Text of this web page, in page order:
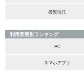
投資信託
利用形態別ランキング
PC
スマホアプリ